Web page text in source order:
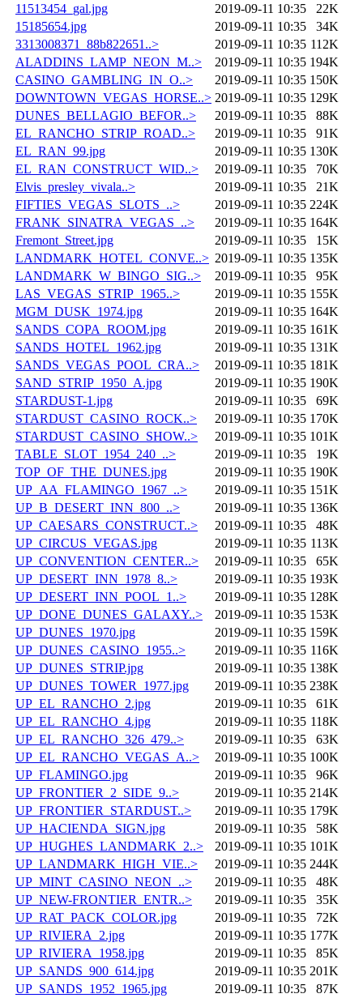
11513454_gal.jpg
2019-09-11 10:35
22K
15185654.jpg
2019-09-11 10:35
34K
3313008371_88b822651..>
2019-09-11 10:35 112K
ALADDINS_LAMP_NEON_M..>
2019-09-11 10:35 194K
CASINO_GAMBLING_IN_O..>
2019-09-11 10:35 150K
DOWNTOWN_VEGAS_HORSE..> 2019-09-11 10:35 129K
DUNES_BELLAGIO_BEFOR..>
2019-09-11 10:35
88K
EL_RANCHO_STRIP_ROAD..>
2019-09-11 10:35
91K
EL_RAN_99.jpg
2019-09-11 10:35 130K
EL_RAN_CONSTRUCT_WID..>
2019-09-11 10:35
70K
Elvis_presley_vivala..>
2019-09-11 10:35
21K
FIFTIES_VEGAS_SLOTS_..>
2019-09-11 10:35 224K
FRANK_SINATRA_VEGAS_..>
2019-09-11 10:35 164K
Fremont_Street.jpg
2019-09-11 10:35
15K
LANDMARK_HOTEL_CONVE..> 2019-09-11 10:35 135K
LANDMARK_W_BINGO_SIG..>
2019-09-11 10:35
95K
LAS_VEGAS_STRIP_1965..>
2019-09-11 10:35 155K
MGM_DUSK_1974.jpg
2019-09-11 10:35 164K
SANDS_COPA_ROOM.jpg
2019-09-11 10:35 161K
SANDS_HOTEL_1962.jpg
2019-09-11 10:35 131K
SANDS_VEGAS_POOL_CRA..>
2019-09-11 10:35 181K
SAND_STRIP_1950_A.jpg
2019-09-11 10:35 190K
STARDUST-1.jpg
2019-09-11 10:35
69K
STARDUST_CASINO_ROCK..>
2019-09-11 10:35 170K
STARDUST_CASINO_SHOW..>
2019-09-11 10:35 101K
TABLE_SLOT_1954_240_..>
2019-09-11 10:35
19K
TOP_OF_THE_DUNES.jpg
2019-09-11 10:35 190K
UP_AA_FLAMINGO_1967_..>
2019-09-11 10:35 151K
UP_B_DESERT_INN_800_..>
2019-09-11 10:35 136K
UP_CAESARS_CONSTRUCT..>
2019-09-11 10:35
48K
UP_CIRCUS_VEGAS.jpg
2019-09-11 10:35 113K
UP_CONVENTION_CENTER..>
2019-09-11 10:35
65K
UP_DESERT_INN_1978_8..>
2019-09-11 10:35 193K
UP_DESERT_INN_POOL_1..>
2019-09-11 10:35 128K
UP_DONE_DUNES_GALAXY..>
2019-09-11 10:35 153K
UP_DUNES_1970.jpg
2019-09-11 10:35 159K
UP_DUNES_CASINO_1955..>
2019-09-11 10:35 116K
UP_DUNES_STRIP.jpg
2019-09-11 10:35 138K
UP_DUNES_TOWER_1977.jpg
2019-09-11 10:35 238K
UP_EL_RANCHO_2.jpg
2019-09-11 10:35
61K
UP_EL_RANCHO_4.jpg
2019-09-11 10:35 118K
UP_EL_RANCHO_326_479..>
2019-09-11 10:35
63K
UP_EL_RANCHO_VEGAS_A..>
2019-09-11 10:35 100K
UP_FLAMINGO.jpg
2019-09-11 10:35
96K
UP_FRONTIER_2_SIDE_9..>
2019-09-11 10:35 214K
UP_FRONTIER_STARDUST..>
2019-09-11 10:35 179K
UP_HACIENDA_SIGN.jpg
2019-09-11 10:35
58K
UP_HUGHES_LANDMARK_2..>
2019-09-11 10:35 101K
UP_LANDMARK_HIGH_VIE..>
2019-09-11 10:35 244K
UP_MINT_CASINO_NEON_..>
2019-09-11 10:35
48K
UP_NEW-FRONTIER_ENTR..>
2019-09-11 10:35
35K
UP_RAT_PACK_COLOR.jpg
2019-09-11 10:35
72K
UP_RIVIERA_2.jpg
2019-09-11 10:35 177K
UP_RIVIERA_1958.jpg
2019-09-11 10:35
85K
UP_SANDS_900_614.jpg
2019-09-11 10:35 201K
UP_SANDS_1952_1965.jpg
2019-09-11 10:35
87K